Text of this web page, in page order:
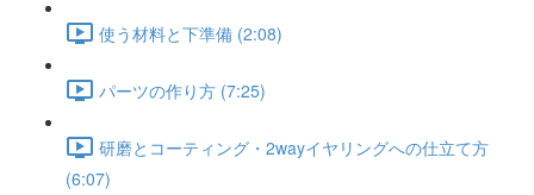
使う材料と下準備 (2:08)
パーツの作り方 (7:25)
研磨とコーティング・2wayイヤリングへの仕立て方
(6:07)